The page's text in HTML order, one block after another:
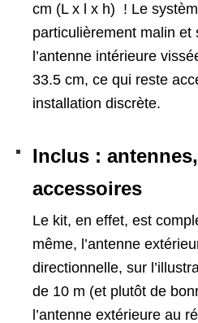
cm (L x l x h) ! Le
particulièrement malin et
l’antenne intérieure
33.5 cm, ce qui reste
installation discrète.
Inclus :
accessoires
Le kit, en effet, est
même, l’antenne
directionnelle, sur
de 10 m (et plutôt de
l’antenne extérieure au